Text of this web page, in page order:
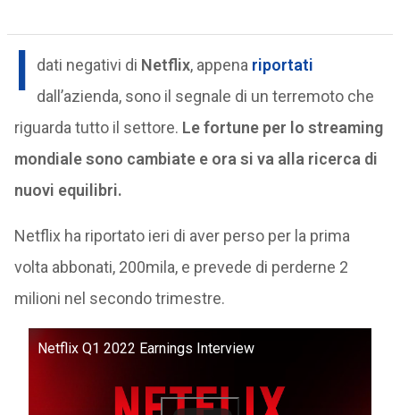
I dati negativi di Netflix, appena riportati
dall’azienda, sono il segnale di un terremoto che
riguarda tutto il settore. Le fortune per lo streaming
mondiale sono cambiate e ora si va alla ricerca di
nuovi equilibri.
Netflix ha riportato ieri di aver perso per la prima
volta abbonati, 200mila, e prevede di perderne 2
milioni nel secondo trimestre.
Netflix Q1 2022 Earnings Interview